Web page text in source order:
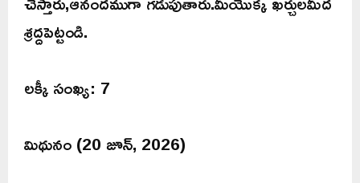
శ్రద్దపెట్టండి.
లక్కీ సంఖ్య: 7
మిథునం (20 జూన్, 2026)